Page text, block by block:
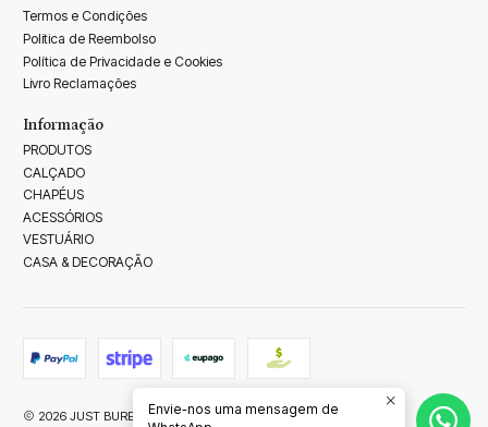
Termos e Condições
Politica de Reembolso
Política de Privacidade e Cookies
Livro Reclamações
Informação
PRODUTOS
CALÇADO
CHAPÉUS
ACESSÓRIOS
VESTUÁRIO
CASA & DECORAÇÃO
2026 JUST BUREL.
Envie-nos uma mensagem de